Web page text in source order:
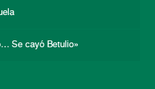
Se cayó Betulio»